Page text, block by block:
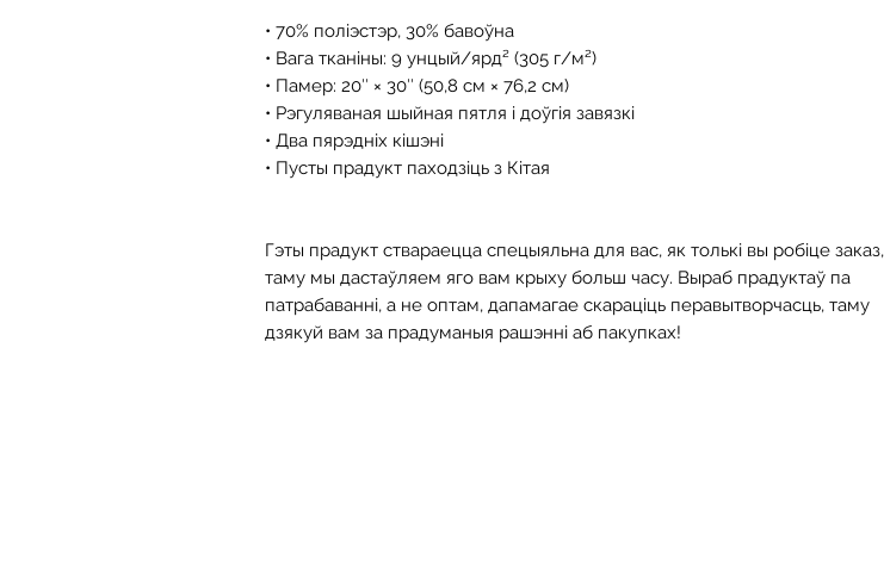
• 70% поліэстэр, 30% бавоўна
• Вага тканіны: 9 унцый/ярд² (305 г/м²)
• Памер: 20″ × 30″ (50,8 см × 76,2 см)
• Рэгуляваная шыйная пятля і доўгія завязкі
• Два пярэдніх кішэні
• Пусты прадукт паходзіць з Кітая
Гэты прадукт ствараецца спецыяльна для вас, як толькі вы робіце заказ,
таму мы дастаўляем яго вам крыху больш часу. Выраб прадуктаў па
патрабаванні, а не оптам, дапамагае скараціць перавытворчасць, таму
дзякуй вам за прадуманыя рашэнні аб пакупках!